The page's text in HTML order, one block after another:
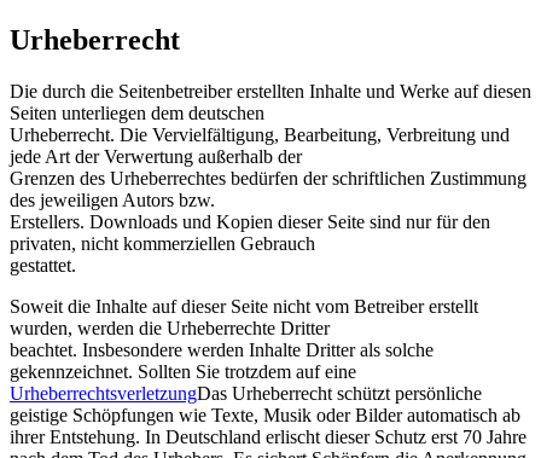
Urheberrecht
Die durch die Seitenbetreiber erstellten Inhalte und Werke auf diesen
Seiten unterliegen dem deutschen
Urheberrecht. Die Vervielfältigung, Bearbeitung, Verbreitung und
jede Art der Verwertung außerhalb der
Grenzen des Urheberrechtes bedürfen der schriftlichen Zustimmung
des jeweiligen Autors bzw.
Erstellers. Downloads und Kopien dieser Seite sind nur für den
privaten, nicht kommerziellen Gebrauch
gestattet.
Soweit die Inhalte auf dieser Seite nicht vom Betreiber erstellt
wurden, werden die Urheberrechte Dritter
beachtet. Insbesondere werden Inhalte Dritter als solche
gekennzeichnet. Sollten Sie trotzdem auf eine
UrheberrechtsverletzungDas Urheberrecht schützt persönliche
geistige Schöpfungen wie Texte, Musik oder Bilder automatisch ab
ihrer Entstehung. In Deutschland erlischt dieser Schutz erst 70 Jahre